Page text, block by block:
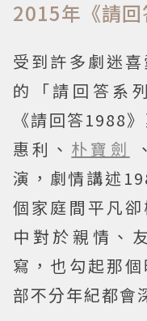
2015年《請回
受到許多劇迷
的「請回答系
《請回答1988
惠利、 朴寶劍
演，劇情講述
個家庭間平凡
中對於親情、
寫，也勾起那
部不分年紀都會